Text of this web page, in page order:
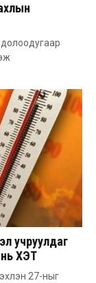
учруулдаг
нь ХЭТ
27-ныг